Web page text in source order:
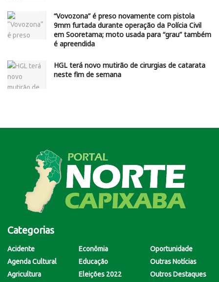
“Vovozona” é preso novamente com pistola
9mm furtada durante operação da Polícia Civil
em Sooretama; moto usada para “grau” também
é apreendida
HGL terá novo mutirão de cirurgias de catarata
neste fim de semana
Categorias
Acidente
Agenda Cultural
Agricultura
Econômia
Educação
Eleições 2022
Oportunidade
Outras Notícias
Outros Destaques